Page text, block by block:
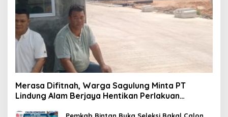
Merasa Difitnah, Warga Sagulung Minta PT
Lindung Alam Berjaya Hentikan Perlakuan